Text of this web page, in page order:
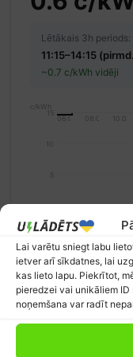
Lai varētu sniegt labu
ietver arī sīkdatnes, lai
kas lieto lapu. Piekrītot,
pieredzei vai unikāliem
noņemšana var radīt
Lētākais 3h periods:
11:15–14:15
~0.7 c/kWh vidēji
c/kWh
0
5
10
15
06:00 08:00 10:00
Izdevīgi (< 5 c/kWh)
Norādītā cena ir Nord
PVN un piegādātāja